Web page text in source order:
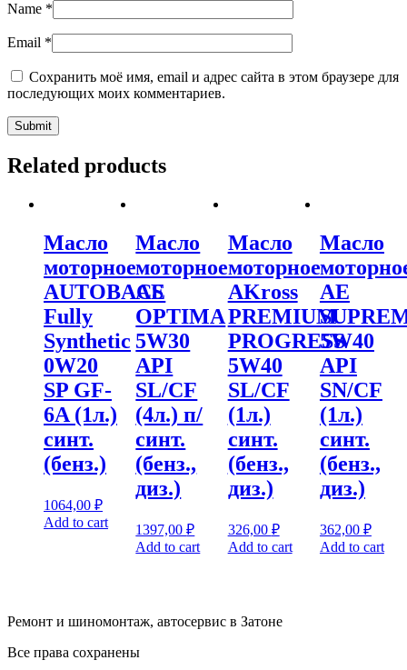
Name *
Email *
Сохранить моё имя, email и адрес сайта в этом браузере для
последующих моих комментариев.
Related products
Масло
моторное
AUTOBACS
Fully
Synthetic
0W20
SP GF-
6A (1л.)
синт.
(бенз.)
1064,00 ₽
Add to cart
Масло
моторное
AE
OPTIMA
5W30
API
SL/CF
(4л.) п/
синт.
(бенз.,
диз.)
1397,00₽
Add to cart
Масло
моторное
AKross
PREMIUM
PROGRESS
5W40
SL/CF
(1л.)
синт.
(бенз.,
диз.)
326,00 ₽
Add to cart
Масло
AE
5W40
API
SN/CF
(1л.)
синт.
(бенз.,
диз.)
362,00 ₽
Add to cart
Ремонт и шиномонтаж, автосервис в Затоне
Все права сохранены